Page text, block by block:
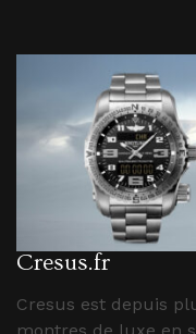
Cresus.fr
Cresus est depuis